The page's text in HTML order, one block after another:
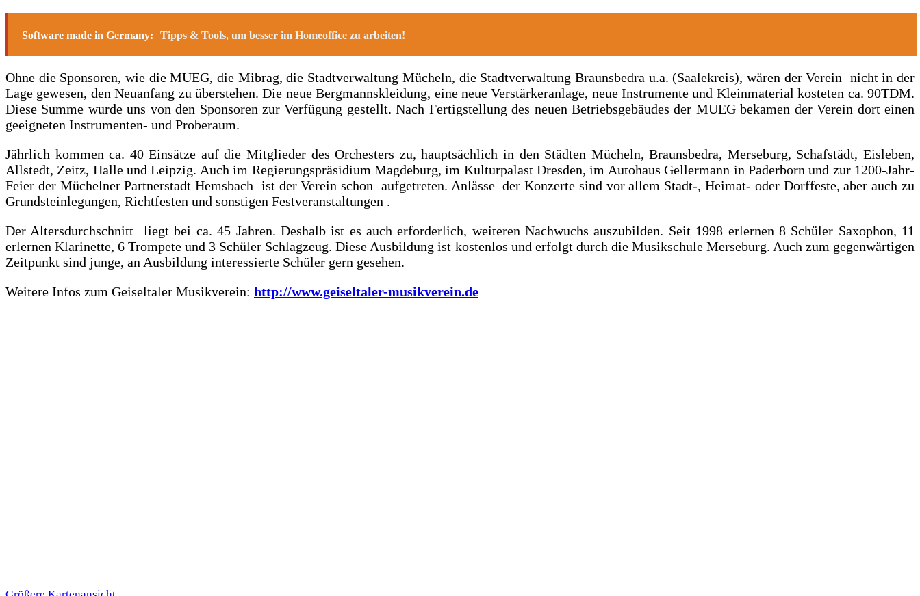
Software made in Germany: Tipps & Tools, um besser im Homeoffice zu arbeiten!
Ohne die Sponsoren, wie die MUEG, die Mibrag, die Stadtverwaltung Mücheln, die Stadtverwaltung Braunsbedra u.a. (Saalekreis), wären der Verein nicht in der
Lage gewesen, den Neuanfang zu überstehen. Die neue Bergmannskleidung, eine neue Verstärkeranlage, neue Instrumente und Kleinmaterial kosteten ca. 90TDM.
Diese Summe wurde uns von den Sponsoren zur Verfügung gestellt. Nach Fertigstellung des neuen Betriebsgebäudes der MUEG bekamen der Verein dort einen
geeigneten Instrumenten- und Proberaum.
Jährlich kommen ca. 40 Einsätze auf die Mitglieder des Orchesters zu, hauptsächlich in den Städten Mücheln, Braunsbedra, Merseburg, Schafstädt, Eisleben,
Allstedt, Zeitz, Halle und Leipzig. Auch im Regierungspräsidium Magdeburg, im Kulturpalast Dresden, im Autohaus Gellermann in Paderborn und zur 1200-Jahr-
Feier der Müchelner Partnerstadt Hemsbach ist der Verein schon aufgetreten. Anlässe der Konzerte sind vor allem Stadt-, Heimat- oder Dorffeste, aber auch zu
Grundsteinlegungen, Richtfesten und sonstigen Festveranstaltungen .
Der Altersdurchschnitt liegt bei ca. 45 Jahren. Deshalb ist es auch erforderlich, weiteren Nachwuchs auszubilden. Seit 1998 erlernen 8 Schüler Saxophon, 11
erlernen Klarinette, 6 Trompete und 3 Schüler Schlagzeug. Diese Ausbildung ist kostenlos und erfolgt durch die Musikschule Merseburg. Auch zum gegenwärtigen
Zeitpunkt sind junge, an Ausbildung interessierte Schüler gern gesehen.
Weitere Infos zum Geiseltaler Musikverein: http://www.geiseltaler-musikverein.de